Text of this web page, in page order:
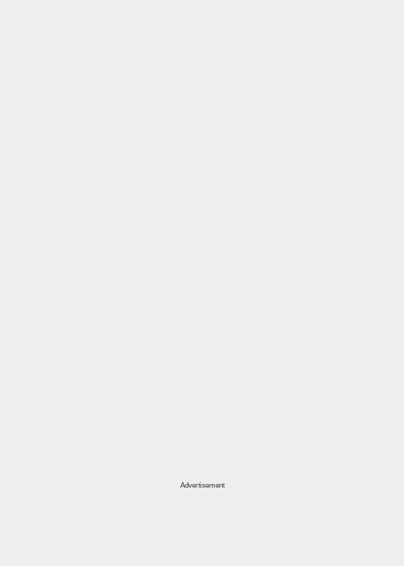
Advertisement